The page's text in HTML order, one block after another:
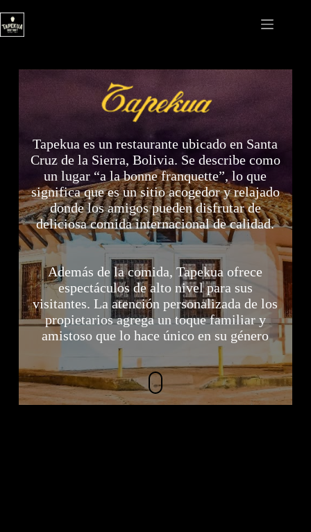
al
contenido
Tapekua es un restaurante ubicado en Santa
Cruz de la Sierra, Bolivia. Se describe como
un lugar “a la bonne franquette”, lo que
significa que es un sitio acogedor y relajado
donde los amigos pueden disfrutar de
deliciosa comida internacional de calidad.
Además de la comida, Tapekua ofrece
espectáculos de alto nivel para sus
visitantes. La atención personalizada de los
propietarios agrega un toque familiar y
amistoso que lo hace único en su género